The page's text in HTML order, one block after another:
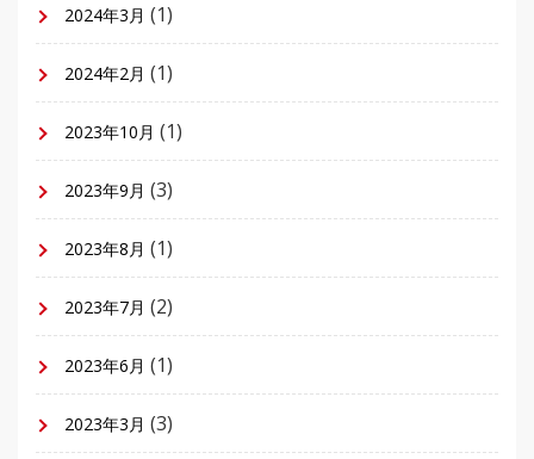
2024年3月 (1)
2024年2月 (1)
2023年10月 (1)
2023年9月 (3)
2023年8月 (1)
2023年7月 (2)
2023年6月 (1)
2023年3月 (3)